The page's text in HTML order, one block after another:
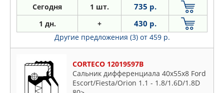
Сегодня 1 шт. 735 р.
1 дн. + 430 р.
Другие предложения (3) от 459 р.
CORTECO 12019597B
Сальник дифференциала 40x55x8 Ford
Escort/Fiesta/Orion 1.1 - 1.8/1.6D/1.8D